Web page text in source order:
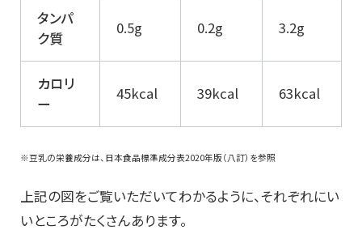
タンパ
ク質
0.5g 0.2g 3.2g
カロリ
ー
45kcal 39kcal 63kcal
※豆乳の栄養成分は、日本食品標準成分表2020年版（八訂）を参照
上記の図をご覧いただいてわかるように、それぞれにい
いところがたくさんあります。